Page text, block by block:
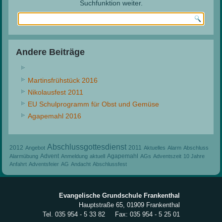
Suchfunktion weiter.
Andere Beiträge
Martinsfrühstück 2016
Nikolausfest 2011
EU Schulprogramm für Obst und Gemüse
Agapemahl 2016
2012 Angebot Abschlussgottesdienst 2011 Aktuelles Alarm Abschluss
Alarmübung Advent Anmeldung aktuell Agapemahl AGs Adventszeit 10 Jahre
Anfahrt Adventsfeier AG Andacht Abschlussfest
Evangelische Grundschule Frankenthal
Hauptstraße 65, 01909 Frankenthal
Tel. 035 954 - 5 33 82 Fax: 035 954 - 5 25 01